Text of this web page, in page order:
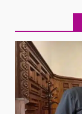
1
2